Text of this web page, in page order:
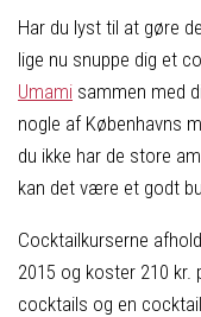
Har du lyst til at gøre
lige nu snuppe dig et
Umami sammen med
nogle af Københavns
du ikke har de store
kan det være et godt
Cocktailkurserne
2015 og koster 210 kr.
cocktails og en